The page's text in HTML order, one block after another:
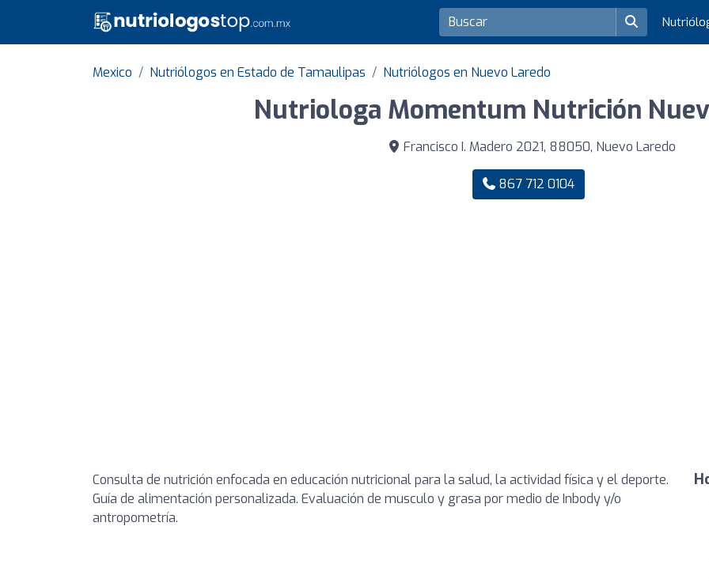
Mexico Nutriólogos en Estado de Tamaulipas Nutriólogos en Nuevo Laredo
Nutriologa Momentum Nutrición
Francisco I. Madero 2021, 88050, Nuevo Laredo
867 712 0104
Consulta de nutrición enfocada en educación nutricional para la salud, la actividad física y el deporte.
Guía de alimentación personalizada. Evaluación de musculo y grasa por medio de Inbody y/o
antropometría.